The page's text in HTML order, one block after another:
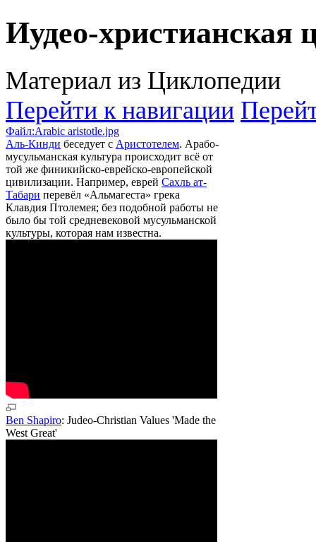
Иудео-христианская
Материал из Циклопедии
Перейти к навигации
Файл:Arabic aristotle.jpg
Аль-Кинди беседует с Аристотелем. Арабо-
мусульманская культура происходит всё от
той же финикийско-еврейско-европейской
цивилизации. Например, еврей Сахль ат-
Табари перевёл «Альмагеста» грека
Клавдия Птолемея; без подобной работы не
было бы той средневековой мусульманской
культуры, которая нам известна.
Ben Shapiro: Judeo-Christian Values 'Made the
West Great'